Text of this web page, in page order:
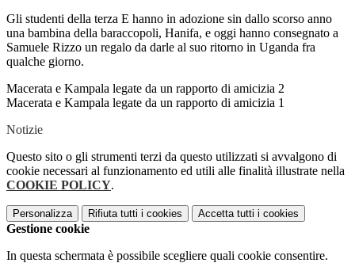
Gli studenti della terza E hanno in adozione sin dallo scorso anno
una bambina della baraccopoli, Hanifa, e oggi hanno consegnato a
Samuele Rizzo un regalo da darle al suo ritorno in Uganda fra
qualche giorno.
Macerata e Kampala legate da un rapporto di amicizia 2
Macerata e Kampala legate da un rapporto di amicizia 1
Notizie
Questo sito o gli strumenti terzi da questo utilizzati si avvalgono di
cookie necessari al funzionamento ed utili alle finalità illustrate nella
COOKIE POLICY.
Personalizza Rifiuta tutti i cookies Accetta tutti i cookies
Gestione cookie
In questa schermata è possibile scegliere quali cookie consentire.